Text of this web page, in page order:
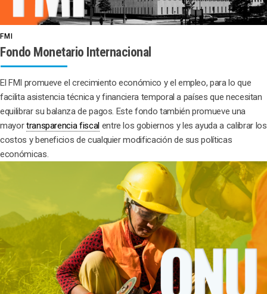
FMI
Fondo Monetario Internacional
El FMI promueve el crecimiento económico y el empleo, para lo que
facilita asistencia técnica y financiera temporal a países que necesitan
equilibrar su balanza de pagos. Este fondo también promueve una
mayortransparencia fiscalentre los gobiernos y les ayuda a calibrar los
costos y beneficios de cualquier modificación de sus políticas
económicas.